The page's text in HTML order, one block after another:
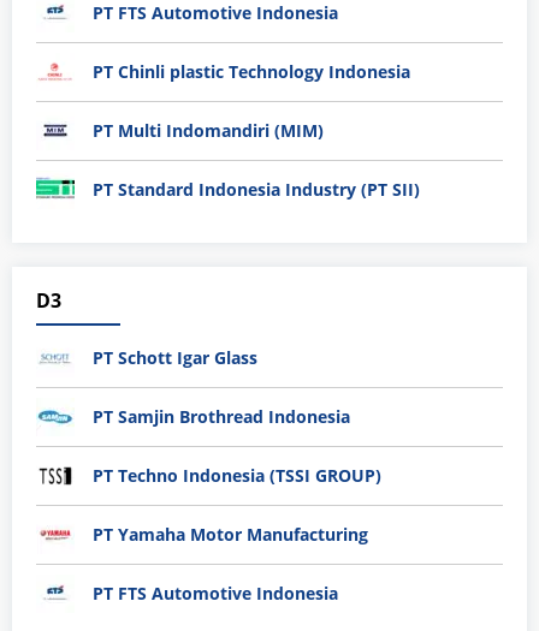
PT FTS Automotive Indonesia
PT Chinli plastic Technology Indonesia
PT Multi Indomandiri (MIM)
PT Standard Indonesia Industry (PT SII)
D3
PT Schott Igar Glass
PT Samjin Brothread Indonesia
PT Techno Indonesia (TSSI GROUP)
PT Yamaha Motor Manufacturing
PT FTS Automotive Indonesia